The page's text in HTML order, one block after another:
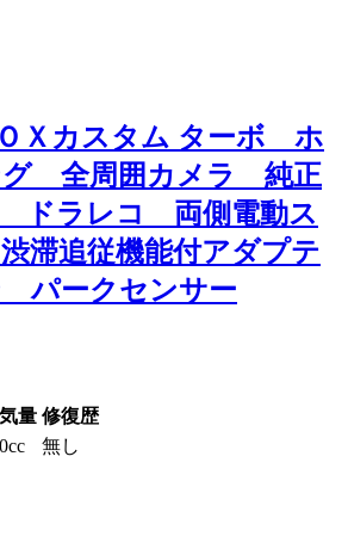
Ｘカスタム ターボ ホ
グ 全周囲カメラ 純正
ドラレコ 両側電動ス
滞追従機能付アダプテ
パークセンサー
量 修復歴
無し